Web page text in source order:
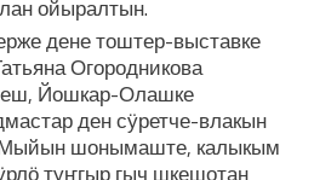
ойыралтын.
дене тоштер-выставке
Огородникова
Йошкар-Олашке
ден сӱретче-влакын
шонымаште, калыкым